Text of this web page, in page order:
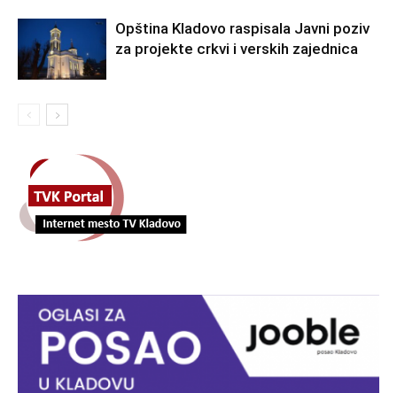
Opština Kladovo raspisala Javni poziv
za projekte crkvi i verskih zajednica